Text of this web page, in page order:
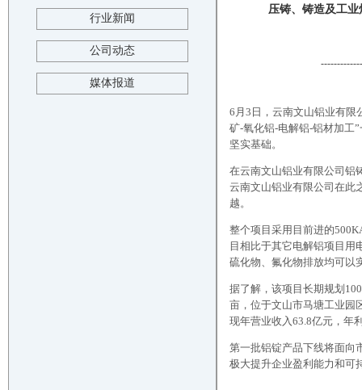
行业新闻
公司动态
媒体报道
压铸、铸造及工业
6月3日，云南文山铝业有限
矿-氧化铝-电解铝-铝材加工
坚实基础。
在云南文山铝业有限公司铝
云南文山铝业有限公司在此
越。
整个项目采用目前进的
目相比于其它电解铝项目用
硫化物、氟化物排放均可以
据了解，该项目长期规划
亩，位于文山市马塘工业园
现年营业收入63.8亿元，年
第一批铝锭产品下线将面向
极大提升企业盈利能力和可